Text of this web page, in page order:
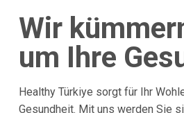
Wir
um Ihre
Healthy Türkiye sorgt für Ihr
Gesundheit. Mit uns werden Sie